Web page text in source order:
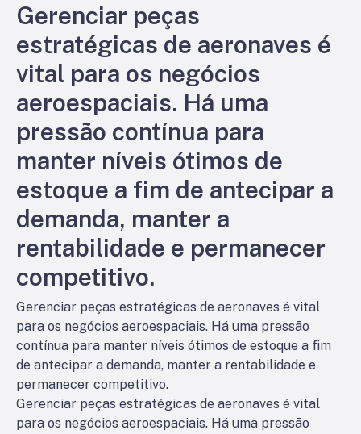
Gerenciar peças
estratégicas de aeronaves é
vital para os negócios
aeroespaciais. Há uma
pressão contínua para
manter níveis ótimos de
estoque a fim de antecipar a
demanda, manter a
rentabilidade e permanecer
competitivo.
Gerenciar peças estratégicas de aeronaves é vital
para os negócios aeroespaciais. Há uma pressão
contínua para manter níveis ótimos de estoque a fim
de antecipar a demanda, manter a rentabilidade e
permanecer competitivo.
Gerenciar peças estratégicas de aeronaves é vital
para os negócios aeroespaciais. Há uma pressão